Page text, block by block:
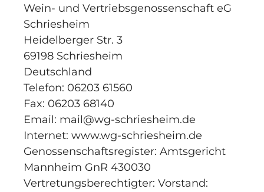
Wein- und Vertriebsgenossenschaft eG
Schriesheim
Heidelberger Str. 3
69198 Schriesheim
Deutschland
Telefon: 06203 61560
Fax: 06203 68140
Email: mail@wg-schriesheim.de
Internet: www.wg-schriesheim.de
Genossenschaftsregister: Amtsgericht
Mannheim GnR 430030
Vertretungsberechtigter: Vorstand: